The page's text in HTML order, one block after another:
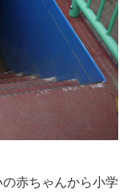
赤ちゃんから小学